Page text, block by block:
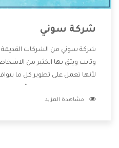
شركة سوني
شركة سوني من الشركات
وثابت ويثق بها الكثير من
لأنها تعمل على تطوير كل ما
وتقدم للعملاء أقوى العروض
مشاهدة المزيد